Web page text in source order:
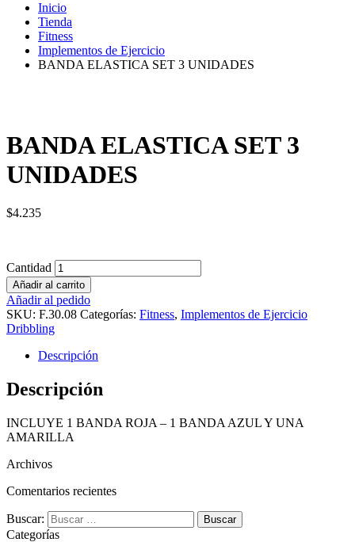
Inicio
Tienda
Fitness
Implementos de Ejercicio
BANDA ELASTICA SET 3 UNIDADES
BANDA ELASTICA SET 3
UNIDADES
$4.235
Cantidad
Añadir al carrito
Añadir al pedido
SKU: F.30.08 Categorías: Fitness, Implementos de Ejercicio
Dribbling
Descripción
Descripción
INCLUYE 1 BANDA ROJA – 1 BANDA AZUL Y UNA
AMARILLA
Archivos
Comentarios recientes
Buscar:
Categorías